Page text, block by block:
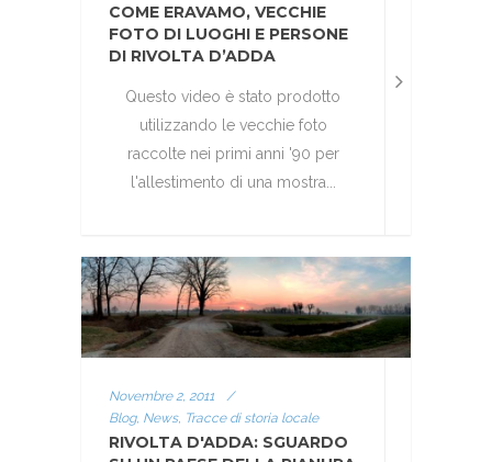
COME ERAVAMO, VECCHIE
FOTO DI LUOGHI E PERSONE
DI RIVOLTA D’ADDA
Questo video è stato prodotto
utilizzando le vecchie foto
raccolte nei primi anni '90 per
l'allestimento di una mostra...
Novembre 2, 2011
/
Blog, News, Tracce di storia locale
RIVOLTA D'ADDA: SGUARDO